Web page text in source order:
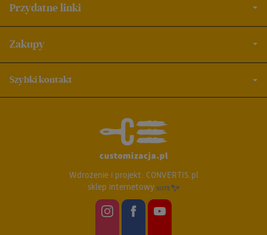
Przydatne linki
Zakupy
Szybki kontakt
Wdrożenie i projekt: CONVERTIS.pl
sklep internetowy